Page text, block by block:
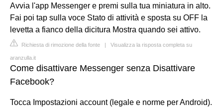
Avvia l'app Messenger e premi sulla tua miniatura in alto.
Fai poi tap sulla voce Stato di attività e sposta su OFF la
levetta a fianco della dicitura Mostra quando sei attivo.
Richiesta di rimozione della fonte | Visualizza la risposta completa su
aranzulla.it
Come disattivare Messenger senza Disattivare
Facebook?
Tocca Impostazioni account (legale e norme per Android).